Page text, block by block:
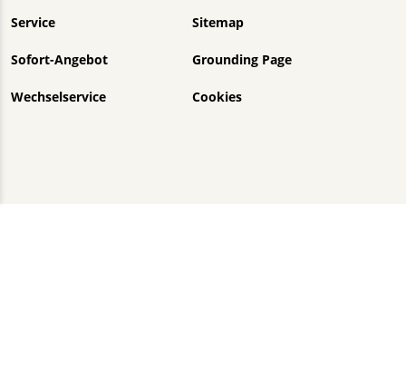
Service
Sofort-Angebot
Wechselservice
Sitemap
Grounding Page
Cookies